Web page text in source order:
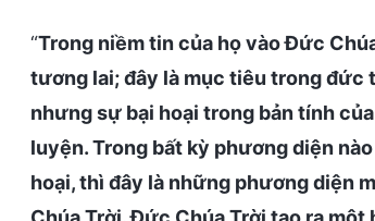
“Trong niềm tin của họ vào Đức
tương lai; đây là mục tiêu trong đức
nhưng sự bại hoại trong bản tính
luyện. Trong bất kỳ phương diện
hoại, thì đây là những phương diện